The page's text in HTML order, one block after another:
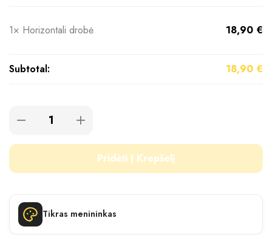
1× Horizontali drobė 18,90 €
Subtotal: 18,90 €
Pridėti Į Krepšelį
Tikras menininkas